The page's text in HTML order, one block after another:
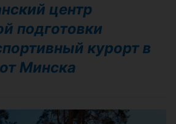
центр
подготовки
курорт в
Минска